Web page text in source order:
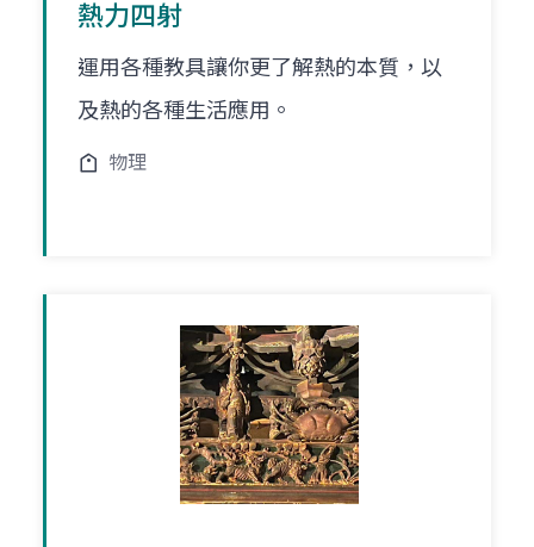
熱力四射
運用各種教具讓你更了解熱的本質，以
及熱的各種生活應用。
物理